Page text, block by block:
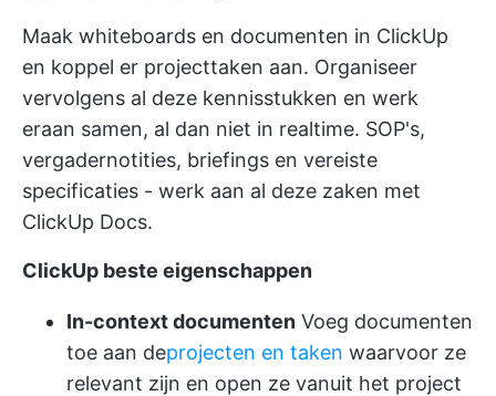
Maak whiteboards en documenten in ClickUp
en koppel er projecttaken aan. Organiseer
vervolgens al deze kennisstukken en werk
eraan samen, al dan niet in realtime. SOP's,
vergadernotities, briefings en vereiste
specificaties - werk aan al deze zaken met
ClickUp Docs.
ClickUp beste eigenschappen
In-context documenten Voeg documenten
toe aan deprojecten en taken waarvoor ze
relevant zijn en open ze vanuit het project